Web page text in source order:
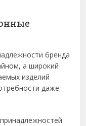
бренда
а широкий
изделий
даже